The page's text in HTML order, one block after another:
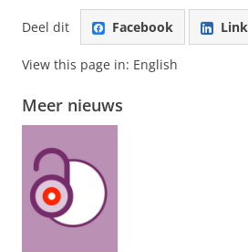
Deel dit Facebook
View this page in: English
Meer nieuws